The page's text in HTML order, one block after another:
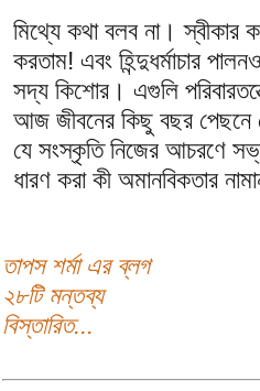
মিথ্যে কথা বলব না। স্বীকার
করতাম! এবং হিন্দুধর্মাচার
সদ্য কিশোর। এগুলি
আজ জীবনের কিছু বছর পেছনে
যে সংস্কৃতি নিজের আচরণে
ধারণ করা কী অমানবিকতার
তাপস শর্মা এর ব্লগ
২৮টি মন্তব্য
বিস্তারিত...